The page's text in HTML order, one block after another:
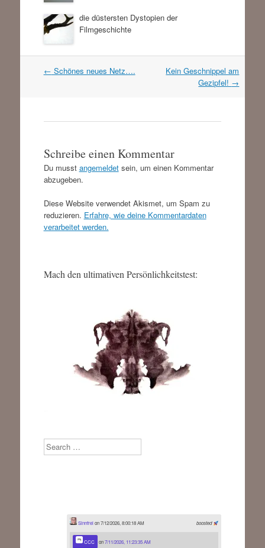
die düstersten Dystopien der
Filmgeschichte
Artikel
← Schönes neues Netz….
Kein Geschnippel am
Gezipfel! →
Schreibe einen Kommentar
Du musst angemeldetsein, um einen Kommentar
abzugeben.
Diese Website verwendet Akismet, um Spam zu
reduzieren. Erfahre, wie deine Kommentardaten
verarbeitet werden.
Mach den ultimativen Persönlichkeitstest:
Search
boosted
Sinnfreion 7/12/2026, 8:00:18 AM
CCC on7/11/2026, 11:23:35 AM